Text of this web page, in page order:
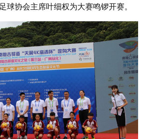
球协会主席叶细权为大赛鸣锣开赛。